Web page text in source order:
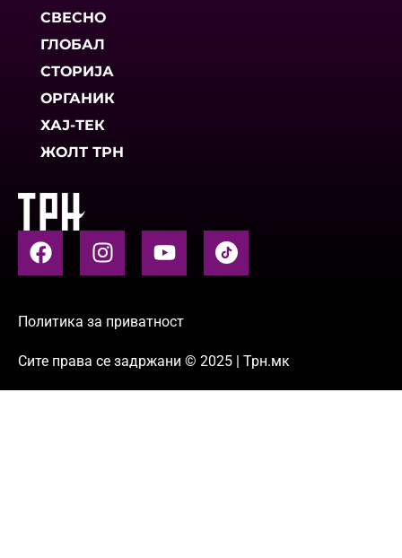
СВЕСНО
ГЛОБАЛ
СТОРИЈА
ОРГАНИК
ХАЈ-ТЕК
ЖОЛТ ТРН
Политика за приватност
Сите права се задржани © 2025 | Трн.мк